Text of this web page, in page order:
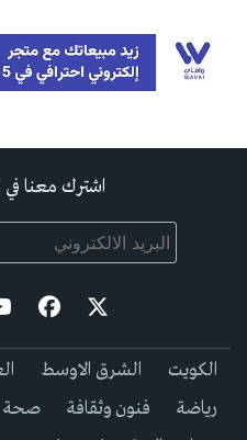
اشترك معنا في
الكويت الشرق الاوسط
رياضة
فنون وثقافة صحة